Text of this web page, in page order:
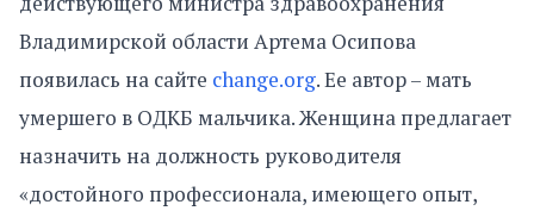
Владимирской области Артема Осипова
появилась на сайте change.org. Ее автор – мать
умершего в ОДКБ мальчика. Женщина предлагает
назначить на должность руководителя
«достойного профессионала, имеющего опыт,